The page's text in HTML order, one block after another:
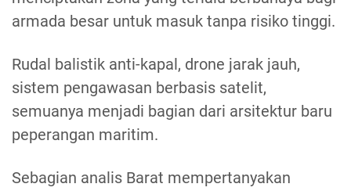
armada besar untuk masuk tanpa risiko tinggi.
Rudal balistik anti-kapal, drone jarak jauh,
sistem pengawasan berbasis satelit,
semuanya menjadi bagian dari arsitektur baru
peperangan maritim.
Sebagian analis Barat mempertanyakan